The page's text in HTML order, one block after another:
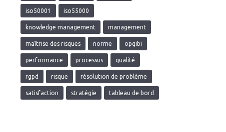
iso50001 iso55000
knowledge management management
maîtrise des risques norme opqibi
performance processus qualité
rgpd risque résolution de problème
satisfaction stratégie tableau de bord